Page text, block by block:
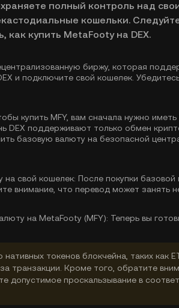
полный контроль над
кошельки.
как купить MetaFooty на DEX.
биржу, которая
и подключите свой кошелек.
купить MFY, вам сначала нужно
DEX поддерживают только обмен
базовую валюту на безопасной
на свой кошелек: После покупки
внимание, что перевод может занять
на MetaFooty (MFY): Теперь вы
токенов блокчейна, таких как
транзакции. Кроме того, обратите
допустимое проскальзывание в